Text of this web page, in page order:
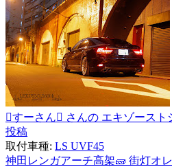
すーさん さんの エキゾースト
投稿
取付車種: LS UVF45
神田レンガアーチ高架🧱 街灯オ